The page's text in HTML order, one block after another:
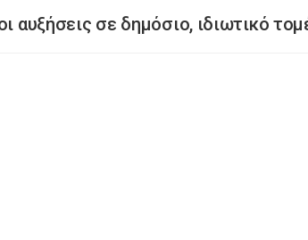
αυξήσεις σε δημόσιο, ιδιωτικό